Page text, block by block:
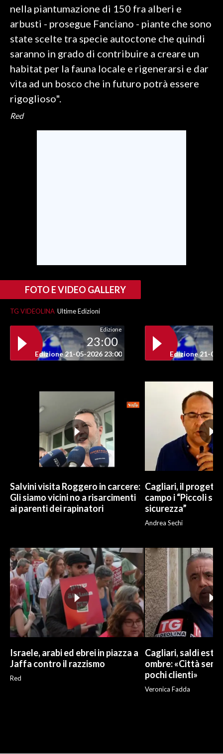
nella piantumazione di 150 fra alberi e
arbusti - prosegue Fanciano - piante che sono
state scelte tra specie autoctone che quindi
saranno in grado di contribuire a creare un
habitat per la fauna locale e rigenerarsi e dar
vita ad un bosco che in futuro potrà essere
rigoglioso".
Red
FOTO E VIDEO GALLERY
TG VIDEOLINA Ultime Edizioni
Edizione
23:00
Edizione 21-05-2026 23:00 Edizione 21-05-
Salvini visita Roggero in carcere:
Gli siamo vicini no a risarcimenti
ai parenti dei rapinatori
Cagliari, il
campo i “Piccoli
sicurezza”
Andrea Sechi
Israele, arabi ed ebrei in piazza a
Jaffa contro il razzismo
Red
Cagliari, saldi
ombre: «Città
pochi clienti»
Veronica Fadda